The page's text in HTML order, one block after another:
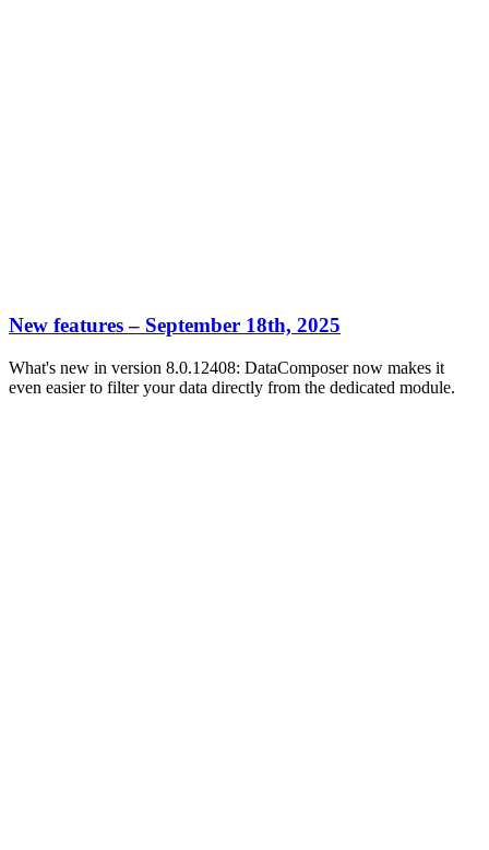
New features – September 18th, 2025
What's new in version 8.0.12408: DataComposer now makes it
even easier to filter your data directly from the dedicated module.